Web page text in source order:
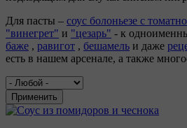
Для пасты – соус болоньезе с
"винегрет" и "цезарь" - к
баже , равигот , бешамель и даже
есть в нашем арсенале, а также
Применить